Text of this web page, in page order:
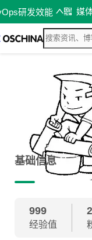
研发效能 媒
基础信息
999
经验值